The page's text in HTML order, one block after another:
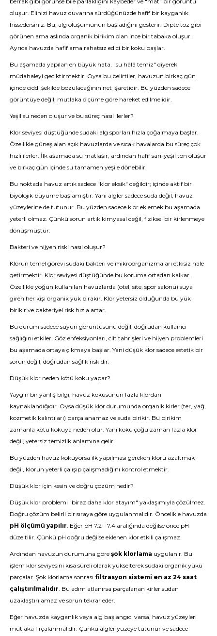
oluşur. Elinizi havuz duvarına sürdüğünüzde hafif bir kayganlık
hissedersiniz. Bu, alg oluşumunun başladığını gösterir. Dipte toz gibi
görünen ama aslında organik birikim olan ince bir tabaka oluşur.
Ayrıca havuzda hafif ama rahatsız edici bir koku başlar.
Bu aşamada yapılan en büyük hata, "su hâlâ temiz" diyerek
müdahaleyi geciktirmektir. Oysa bu belirtiler, havuzun birkaç gün
içinde ciddi şekilde bozulacağının net işaretidir. Bu yüzden sadece
görüntüye değil, mutlaka ölçüme göre hareket edilmelidir.
Yeşil su neden oluşur ve bu süreç nasıl ilerler?
Klor seviyesi düştüğünde sudaki alg sporları hızla çoğalmaya başlar.
Özellikle güneş alan açık havuzlarda ve sıcak havalarda bu süreç çok
hızlı ilerler. İlk aşamada su matlaşır, ardından hafif sarı-yeşil ton oluşur
ve birkaç gün içinde su tamamen yeşile dönebilir.
Bu noktada havuz artık sadece "klor eksik" değildir; içinde aktif bir
biyolojik büyüme başlamıştır. Yani algler sadece suda değil, havuz
yüzeylerine de tutunur. Bu yüzden sadece klor eklemek bu aşamada
yeterli olmaz. Çünkü sorun artık kimyasal değil, fiziksel bir kirlenmeye
dönüşmüştür.
Bakteri ve hijyen riski nasıl oluşur?
Klorun temel görevi sudaki bakteri ve mikroorganizmaları etkisiz hale
getirmektir. Klor seviyesi düştüğünde bu koruma ortadan kalkar.
Özellikle yoğun kullanılan havuzlarda (otel, site, spor salonu) suya
giren her kişi organik yük bırakır. Klor yetersiz olduğunda bu yük
birikir ve bakteriyel risk hızla artar.
Bu durum sadece suyun görüntüsünü değil, doğrudan kullanıcı
sağlığını etkiler. Göz enfeksiyonları, cilt tahrişleri ve hijyen problemleri
bu aşamada ortaya çıkmaya başlar. Yani düşük klor sadece estetik bir
sorun değil, doğrudan sağlık riskidir.
Düşük klor neden kötü koku yapar?
Yaygın bir yanlış bilgi, havuz kokusunun fazla klordan
kaynaklandığıdır. Oysa düşük klor durumunda organik kirler (ter, yağ,
kozmetik kalıntıları) parçalanamaz ve suda birikir. Bu birikim
zamanla kötü kokuya neden olur. Yani koku çoğu zaman fazla klor
değil, yetersiz temizlik anlamına gelir.
Bu yüzden havuz kokuyorsa ilk yapılması gereken kloru azaltmak
değil, klorun yeterli çalışıp çalışmadığını kontrol etmektir.
Düşük klor için kesin ve doğru çözüm nedir?
Düşük klor problemi "biraz daha klor atayım" yaklaşımıyla çözülmez.
Doğru çözüm belirli bir sıraya göre uygulanmalıdır. Öncelikle havuzda
pH ölçümü yapılır. Eğer pH 7.2 - 7.4 aralığında değilse önce pH
düzeltilir. Çünkü pH doğru değilse eklenen klor etkili çalışmaz.
Ardından havuzun durumuna göre şok klorlama uygulanır. Bu
işlem klor seviyesini kısa süreli olarak yükselterek sudaki organik yükü
parçalar. Şok klorlama sonrası filtrasyon sistemi en az 24 saat
çalıştırılmalıdır. Bu adım atlanırsa parçalanan kirler sudan
uzaklaştırılamaz ve sorun tekrar eder.
Eğer havuzda kayganlık veya alg başlangıcı varsa, havuz yüzeyleri
mutlaka fırçalanmalıdır. Çünkü algler yüzeye tutunur ve sadece